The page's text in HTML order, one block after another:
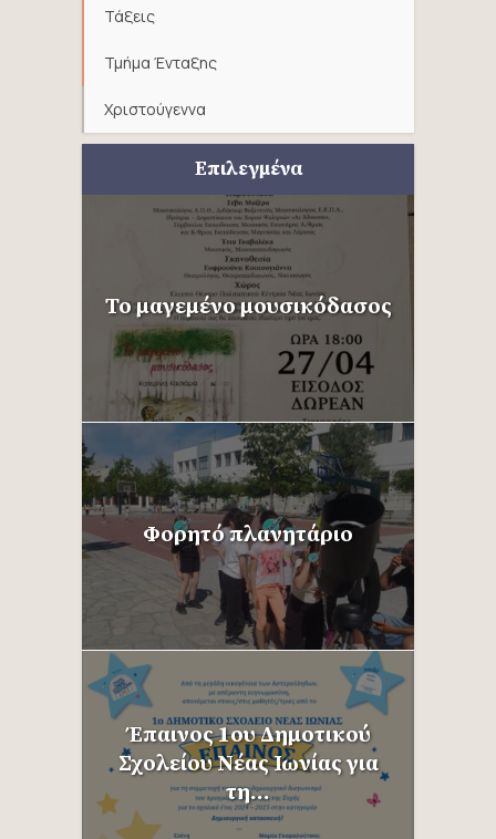
Τάξεις
Τμήμα Ένταξης
Χριστούγεννα
Επιλεγμένα
Το μαγεμένο μουσικόδασος
Φορητό πλανητάριο
Έπαινος 1ου Δημοτικού
Σχολείου Νέας Ιωνίας για
τη...